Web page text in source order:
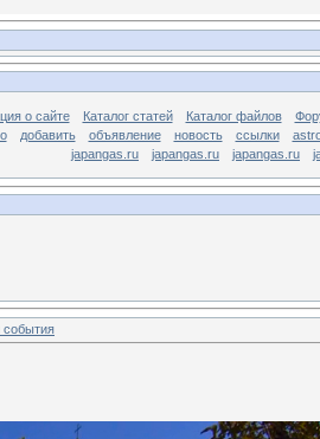
о сайте Каталог статей Каталог файлов
добавить объявление новость ссылки
japangas.ru
japangas.ru japangas.ru
события